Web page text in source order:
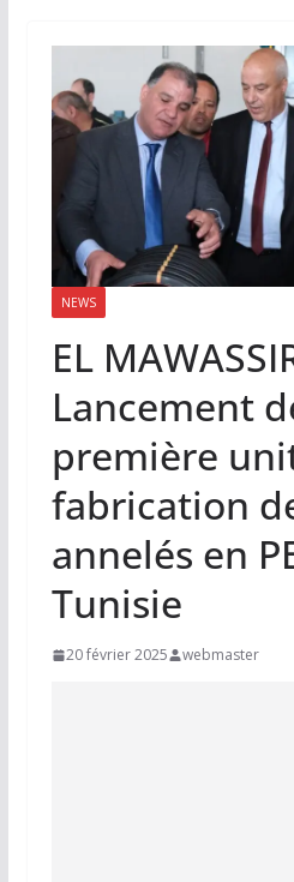
NEWS
EL
Lancement
première
fabrication
annelés en
Tunisie
20 février 2025 webmaster